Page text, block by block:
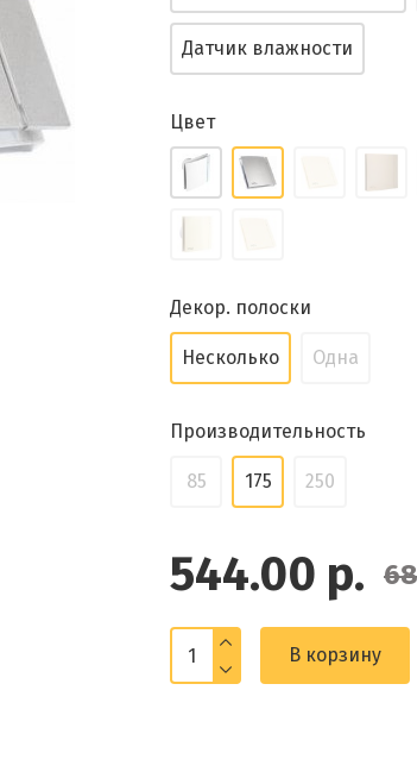
544.00 р.
Датчик влажности
Цвет
Декор. полоски
Несколько Одна
Производительность
85 175 250
В корзину